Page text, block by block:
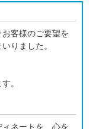
客様のご要望を
りました。
。
ネートを、心を